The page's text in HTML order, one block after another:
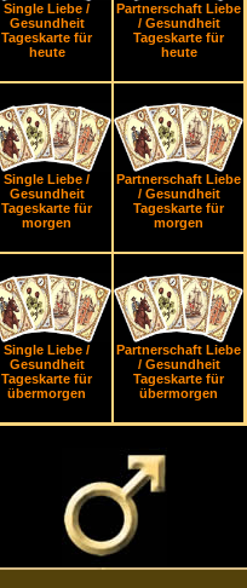
Single Liebe /
Gesundheit
Tageskarte für
heute
Partnerschaft Liebe
/ Gesundheit
Tageskarte für
heute
Single Liebe /
Gesundheit
Tageskarte für
morgen
Partnerschaft Liebe
/ Gesundheit
Tageskarte für
morgen
Single Liebe /
Gesundheit
Tageskarte für
übermorgen
Partnerschaft Liebe
/ Gesundheit
Tageskarte für
übermorgen